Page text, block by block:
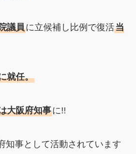
議員に立候補し比例で復活当
就任。
大阪府知事に!!
知事として活動されています